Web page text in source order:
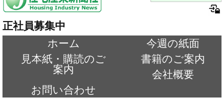
正社員募集中
ホーム
今週の紙面
見本紙・購読のご
案内
書籍のご案内
会社概要
お問い合わせ